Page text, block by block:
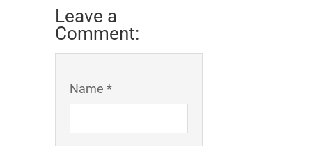
Leave a
Comment:
Name *